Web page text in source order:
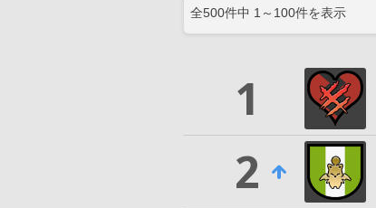
全500件中 1 ～ 100件を表示
1
2